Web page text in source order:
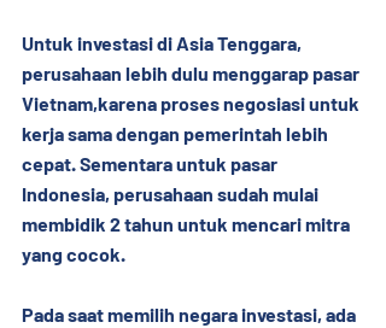
Untuk investasi di Asia Tenggara,
perusahaan lebih dulu menggarap pasar
Vietnam,karena proses negosiasi untuk
kerja sama dengan pemerintah lebih
cepat. Sementara untuk pasar
Indonesia, perusahaan sudah mulai
membidik 2 tahun untuk mencari mitra
yang cocok.
Pada saat memilih negara investasi, ada